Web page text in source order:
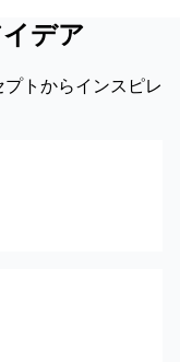
デア
トからインスピレ